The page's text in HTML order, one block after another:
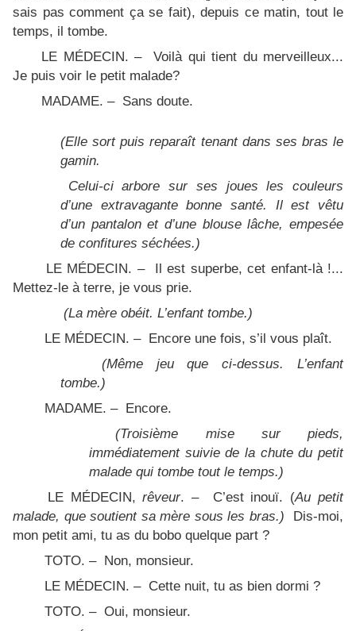
sais pas comment ça se fait), depuis ce matin, tout le
temps, il tombe.
LE MÉDECIN. – Voilà qui tient du merveilleux...
Je puis voir le petit malade?
MADAME. – Sans doute.
(Elle sort puis reparaît tenant dans ses bras le
gamin.
Celui-ci arbore sur ses joues les couleurs
d’une extravagante bonne santé. Il est vêtu
d’un pantalon et d’une blouse lâche, empesée
de confitures séchées.)
LE MÉDECIN. – Il est superbe, cet enfant-là !...
Mettez-le à terre, je vous prie.
(La mère obéit. L’enfant tombe.)
LE MÉDECIN. – Encore une fois, s’il vous plaît.
(Même jeu que ci-dessus. L’enfant
tombe.)
MADAME. – Encore.
(Troisième mise sur pieds,
immédiatement suivie de la chute du petit
malade qui tombe tout le temps.)
LE MÉDECIN,rêveur. – C’est inouï. (Au petit
malade, que soutient sa mère sous les bras.)
Dis-moi,
mon petit ami, tu as du bobo quelque part ?
TOTO. – Non, monsieur.
LE MÉDECIN. – Cette nuit, tu as bien dormi ?
TOTO. – Oui, monsieur.